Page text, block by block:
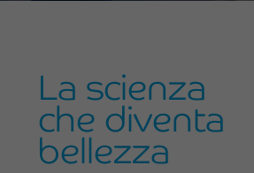
La scienza
che diventa
bellezza